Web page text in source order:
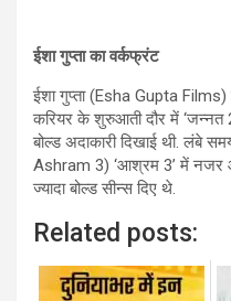
ईशा गुप्ता का वर्कफ्रंट
ईशा गुप्ता (Esha Gupta
करियर के शुरुआती दौर में ‘जन्नत
बोल्ड अदाकारी दिखाई थी. लंबे
Ashram 3) ‘आश्रम 3’ में नजर
ज्यादा बोल्ड सीन्स दिए थे.
Related posts: